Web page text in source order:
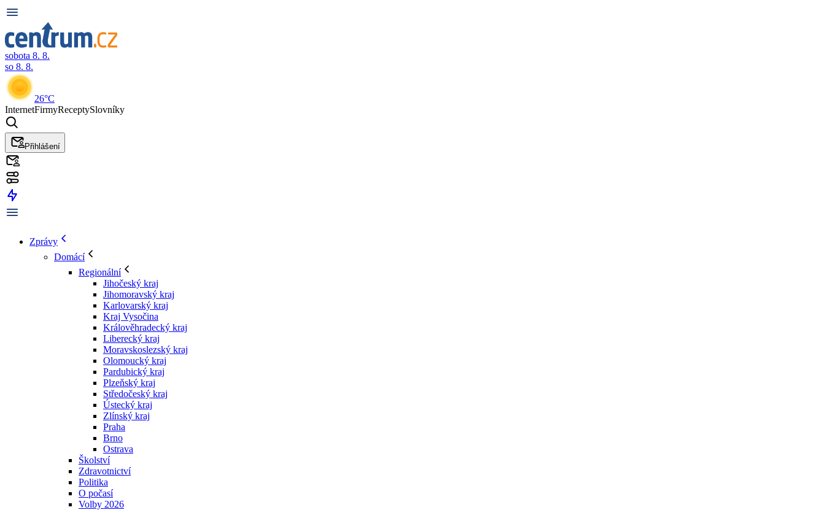
sobota 8. 8.
so 8. 8.
26°C
InternetFirmyReceptySlovníky
Přihlášení
Zprávy
Domácí
Regionální
Jihočeský kraj
Jihomoravský kraj
Karlovarský kraj
Kraj Vysočina
Králověhradecký kraj
Liberecký kraj
Moravskoslezský kraj
Olomoucký kraj
Pardubický kraj
Plzeňský kraj
Středočeský kraj
Ústecký kraj
Zlínský kraj
Praha
Brno
Ostrava
Školství
Zdravotnictví
Politika
O počasí
Volby 2026